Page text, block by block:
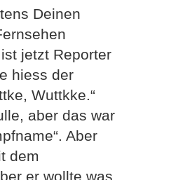
Deinen
jetzt Reporter
hiess der
Wuttkke.“
aber das war
Aber
dem
er wollte was